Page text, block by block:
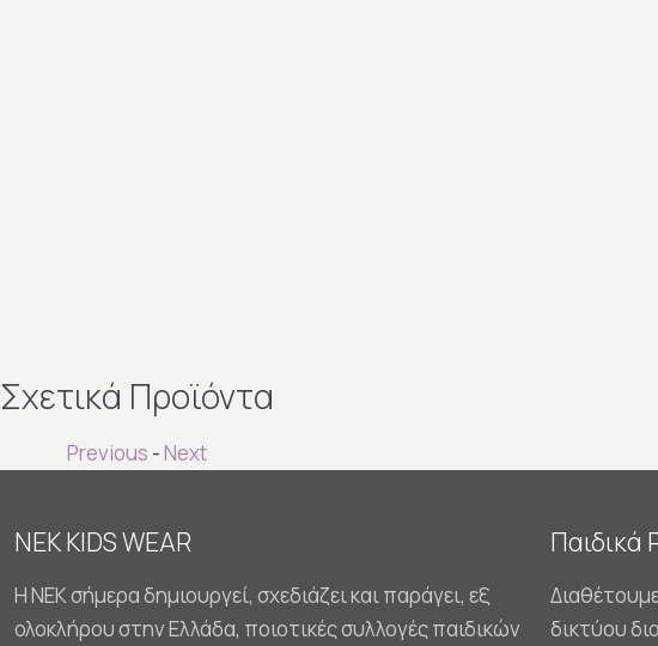
Σχετικά Προϊόντα
Previous -Next
NEK KIDS WEAR
Η NEK σήμερα δημιουργεί, σχεδιάζει και παράγει, εξ
ολοκλήρου στην Ελλάδα, ποιοτικές συλλογές παιδικών
Παιδικά
δικτύου